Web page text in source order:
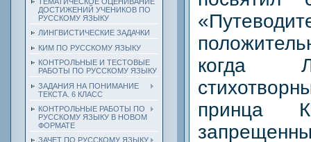
ДОСТИЖЕНИЙ УЧЕНИКОВ ПО
РУССКОМУ ЯЗЫКУ
ЛИНГВИСТИЧЕСКИЕ ЗАДАЧКИ
КИМ ПО РУССКОМУ ЯЗЫКУ
КОНТРОЛЬНЫЕ И ТЕСТОВЫЕ
РАБОТЫ ПО РУССКОМУ ЯЗЫКУ
ЗАДАНИЯ НА ПОНИМАНИЕ
ТЕКСТА. 6 КЛАСС
КОНТРОЛЬНЫЕ РАБОТЫ ПО
РУССКОМУ ЯЗЫКУ В НОВОМ
ФОРМАТЕ
ЗАЧЕТ ПО РУССКОМУ ЯЗЫКУ
когда
принца